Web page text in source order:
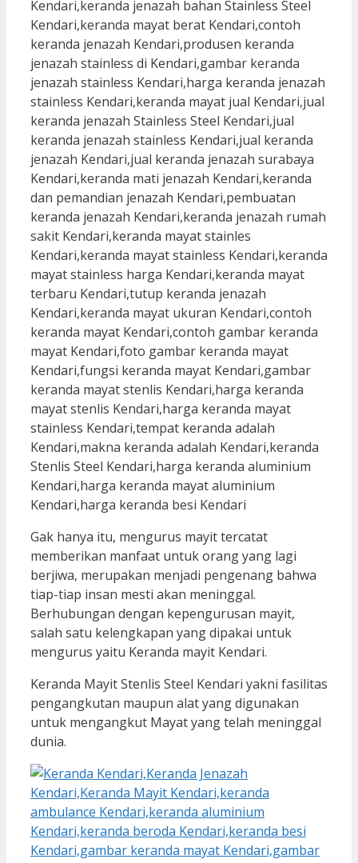
Gak hanya itu, mengurus mayit tercatat
memberikan manfaat untuk orang yang lagi
berjiwa, merupakan menjadi pengenang bahwa
tiap-tiap insan mesti akan meninggal.
Berhubungan dengan kepengurusan mayit,
salah satu kelengkapan yang dipakai untuk
mengurus yaitu Keranda mayit Kendari.
Keranda Mayit Stenlis Steel Kendari yakni fasilitas
pengangkutan maupun alat yang digunakan
untuk mengangkut Mayat yang telah meninggal
dunia.